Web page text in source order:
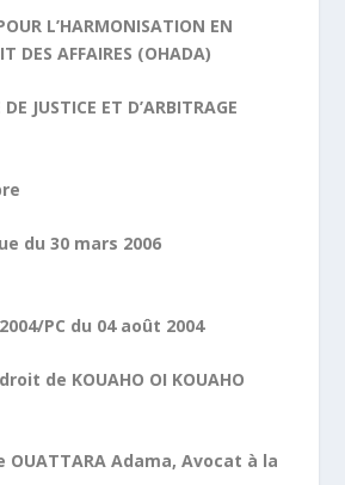
L’HARMONISATION EN
DES AFFAIRES (OHADA)
JUSTICE ET D’ARBITRAGE
du 30 mars 2006
PC du 04 août 2004
de KOUAHO OI KOUAHO
OUATTARA Adama, Avocat à la